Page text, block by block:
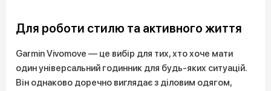
Для роботи стилю та активного життя
Garmin Vivomove — це вибір для тих, хто хоче мати
один універсальний годинник для будь-яких ситуацій.
Він однаково доречно виглядає з діловим одягом,